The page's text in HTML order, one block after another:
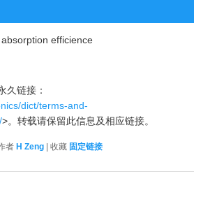
efficience
久链接：
dict/terms-and-
>。转载请保留此信息及相应链接。
者 H Zeng | 收藏 固定链接